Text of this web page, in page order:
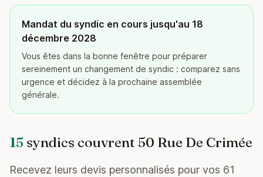
Mandat du syndic en cours jusqu'au 18
décembre 2028
Vous êtes dans la bonne fenêtre pour préparer
sereinement un changement de syndic : comparez sans
urgence et décidez à la prochaine assemblée
générale.
15 syndics couvrent 50 Rue De Crimée
Recevez leurs devis personnalisés pour vos 61